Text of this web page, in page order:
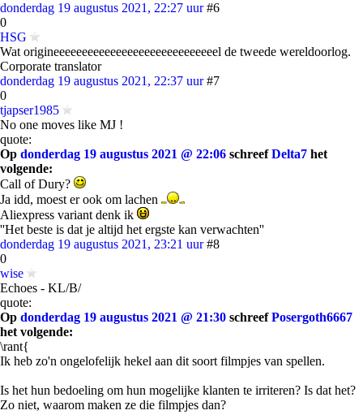
donderdag 19 augustus 2021, 22:27 uur #6
0
HSG
Wat origineeeeeeeeeeeeeeeeeeeeeeeeeeeeel de tweede wereldoorlog.
Corporate translator
donderdag 19 augustus 2021, 22:37 uur #7
0
tjapser1985
No one moves like MJ !
quote:
Op donderdag 19 augustus 2021 @ 22:06 schreefDelta7 het
volgende:
Call of Dury?
Ja idd, moest er ook om lachen
Aliexpress variant denk ik
''Het beste is dat je altijd het ergste kan verwachten''
donderdag 19 augustus 2021, 23:21 uur #8
0
wise
Echoes - KL/B/
quote:
Op donderdag 19 augustus 2021 @ 21:30 schreefPosergoth6667
het volgende:
\rant{
Ik heb zo'n ongelofelijk hekel aan dit soort filmpjes van spellen.
Is het hun bedoeling om hun mogelijke klanten te irriteren? Is dat het?
Zo niet, waarom maken ze die filmpjes dan?